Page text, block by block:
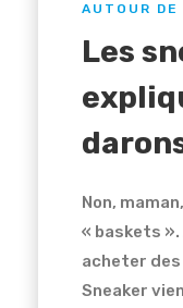
AUTOUR DE
Les
Non,
« baskets ».
acheter des
Sneaker